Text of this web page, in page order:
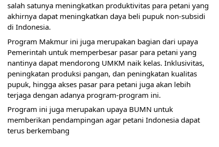
salah satunya meningkatkan produktivitas para petani yang
akhirnya dapat meningkatkan daya beli pupuk non-subsidi
di Indonesia.
Program Makmur ini juga merupakan bagian dari upaya
Pemerintah untuk memperbesar pasar para petani yang
nantinya dapat mendorong UMKM naik kelas. Inklusivitas,
peningkatan produksi pangan, dan peningkatan kualitas
pupuk, hingga akses pasar para petani juga akan lebih
terjaga dengan adanya program-program ini.
Program ini juga merupakan upaya BUMN untuk
memberikan pendampingan agar petani Indonesia dapat
terus berkembang